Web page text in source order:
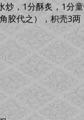
，1分酥炙，1分
代之），枳壳3